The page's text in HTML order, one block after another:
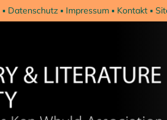
Datenschutz Impressum Kontakt